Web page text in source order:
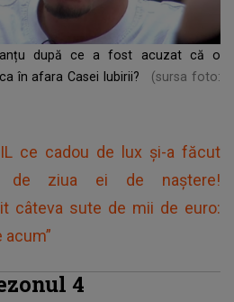
după ce a fost acuzat că o
în afara Casei Iubirii?
(sursa foto:
ce cadou de lux și-a făcut
de ziua ei de naștere!
câteva sute de mii de euro:
acum”
4